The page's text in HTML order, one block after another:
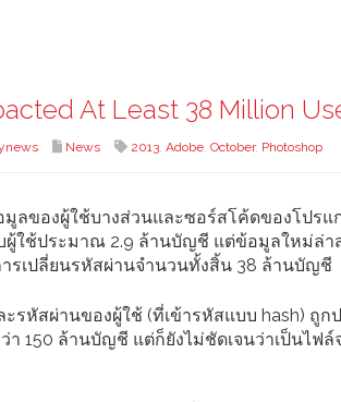
At Least 38 Million
News 2013, Adobe, October, Photoshop
ลของผู้ใช้บางส่วนและซอร์สโค้ดของโปร
ใช้ประมาณ 2.9 ล้านบัญชี แต่ข้อมูลใหม่ล่า
รเปลี่ยนรหัสผ่านจำนวนทั้งสิ้น 38 ล้านบัญชี
รหัสผ่านของผู้ใช้ (ที่เข้ารหัสแบบ hash) ถู
า 150 ล้านบัญชี แต่ก็ยังไม่ชัดเจนว่าเป็นไ